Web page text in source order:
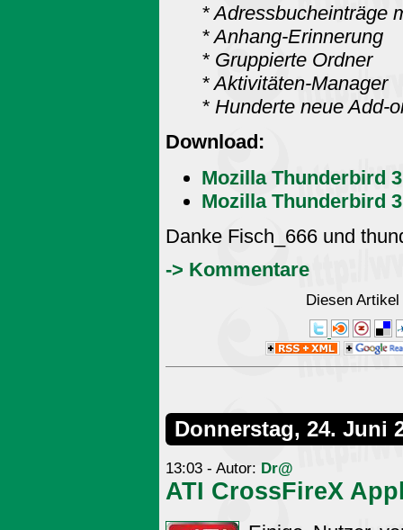
* Adressbucheinträge
* Anhang-Erinnerung
* Gruppierte Ordner
* Aktivitäten-Manager
* Hunderte neue Add-
Download:
Mozilla Thunderbird
Mozilla Thunderbird
Danke Fisch_666 und
-> Kommentare
Diesen
Donnerstag, 24. Juni
13:03 - Autor: Dr@
ATI CrossFireX